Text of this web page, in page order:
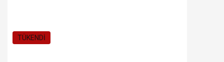
TÜKENDİ